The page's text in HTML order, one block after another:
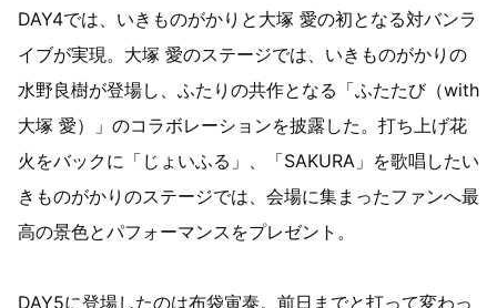
DAY4では、いきものがかりと大塚 愛の初となる対バンラ
イブが実現。大塚 愛のステージでは、いきものがかりの
水野良樹が登場し、ふたりの共作となる「ふたたび（with
大塚 愛）」のコラボレーションを披露した。打ち上げ花
火をバックに「じょいふる」、「SAKURA」を歌唱したい
きものがかりのステージでは、会場に集まったファンへ最
高の景色とパフォーマンスをプレゼント。
DAY5に登場したのは布袋寅泰。前日までと打って変わっ